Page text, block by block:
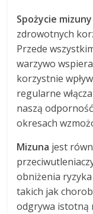
Spożycie mizuny
zdrowotnych
Przede
warzywo
korzystnie
regularne
naszą
okresach
Mizuna jest
obniżenia
takich jak
odgrywa istotną